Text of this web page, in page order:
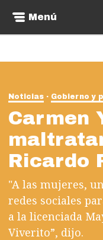
Menú
Noticias Gobierno y
Carmen
Ricardo
"A las mujeres,
redes sociales
a la licenciada
Viverito”, dijo.